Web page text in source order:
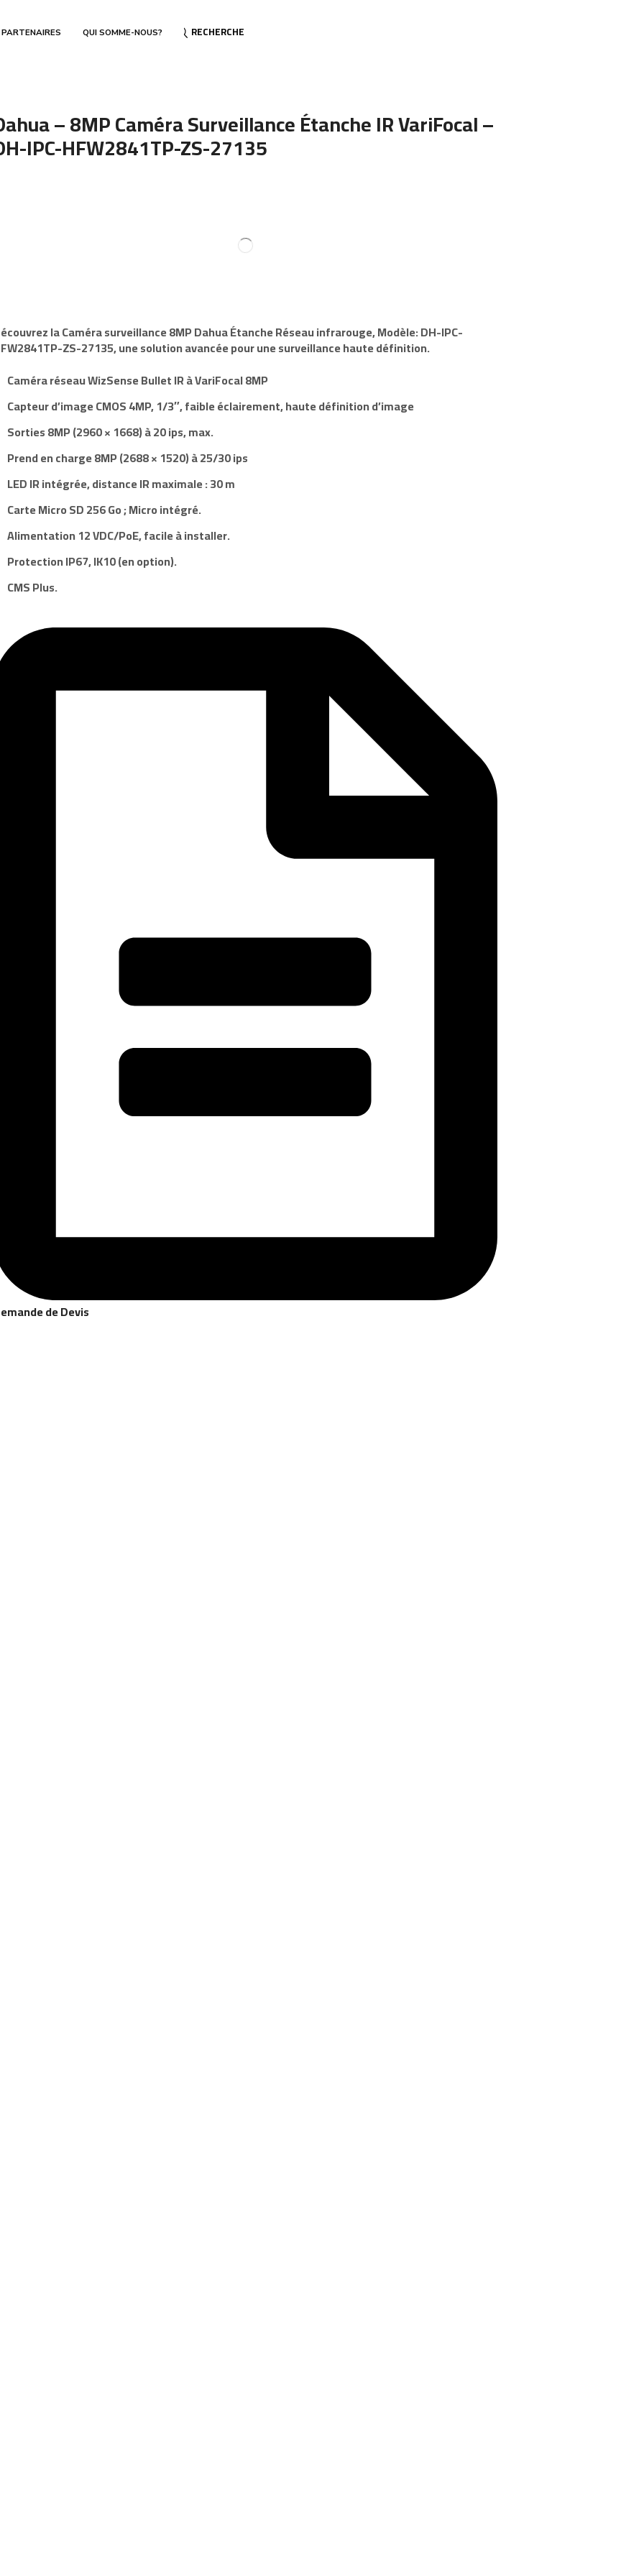
QUI SOMME-NOUS? RECHERCHE
– 8MP Caméra Surveillance Étanche IR VariFocal –
IPC-HFW2841TP-ZS-27135
la Caméra surveillance8MPDahuaÉtanche Réseau infrarouge, Modèle:DH-IPC-
ZS-27135, une solution avancée pour une surveillance haute définition.
Caméra réseau WizSenseBullet IRà VariFocal8MP
Capteur d’image CMOS4MP,1/3″, faible éclairement, haute définition d’image
Sorties8MP(2960 × 1668) à20 ips, max.
Prend en charge8MP(2688 × 1520) à25/30 ips
LED IR intégrée, distance IR maximale: 30 m
Carte Micro SD 256 Go;Micro intégré.
Alimentation12 VDC/PoE, facile à installer.
ProtectionIP67,IK10(en option).
CMS Plus.
de Devis